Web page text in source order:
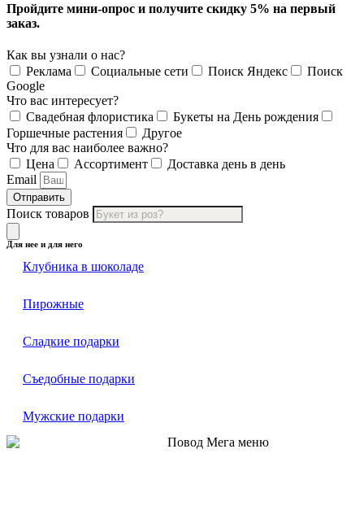
Пройдите мини-опрос и получите скидку 5% на первый
заказ.
Как вы узнали о нас?
Реклама
Социальные сети Поиск Яндекс
Поиск
Google
Что вас интересует?
Свадебная флористика
Букеты на День рождения
Горшечные растения
Другое
Что для вас наиболее важно?
Цена
Ассортимент
Доставка день в день
Email
Отправить
Поиск товаров
Для нее и для него
Клубника в шоколаде
Пирожные
Сладкие подарки
Съедобные подарки
Мужские подарки